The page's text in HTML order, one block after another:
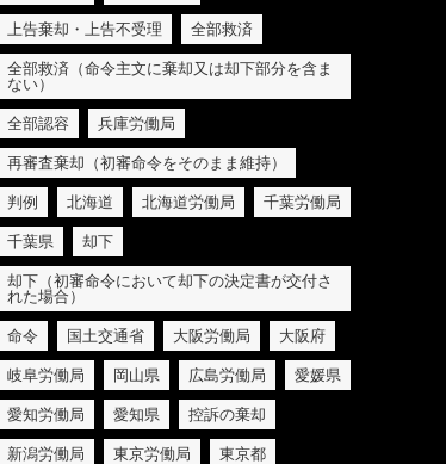
上告棄却・上告不受理 全部救済
全部救済（命令主文に棄却又は却下部分を含ま
ない）
全部認容 兵庫労働局
再審査棄却（初審命令をそのまま維持）
判例 北海道 北海道労働局 千葉労働局
千葉県 却下
却下（初審命令において却下の決定書が交付さ
れた場合）
命令 国土交通省 大阪労働局 大阪府
岐阜労働局 岡山県 広島労働局 愛媛県
愛知労働局 愛知県 控訴の棄却
新潟労働局 東京労働局 東京都